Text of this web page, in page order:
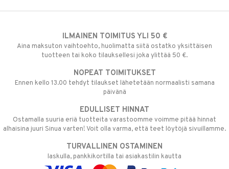
ILMAINEN TOIMITUS YLI 50 €
Aina maksuton vaihtoehto, huolimatta siitä ostatko yksittäisen
tuotteen tai koko tilauksellesi joka ylittää 50 €.
NOPEAT TOIMITUKSET
Ennen kello 13.00 tehdyt tilaukset lähetetään normaalisti samana
päivänä
EDULLISET HINNAT
Ostamalla suuria eriä tuotteita varastoomme voimme pitää hinnat
alhaisina juuri Sinua varten! Voit olla varma, että teet löytöjä sivuillamme.
TURVALLINEN OSTAMINEN
laskulla, pankkikortilla tai asiakastilin kautta